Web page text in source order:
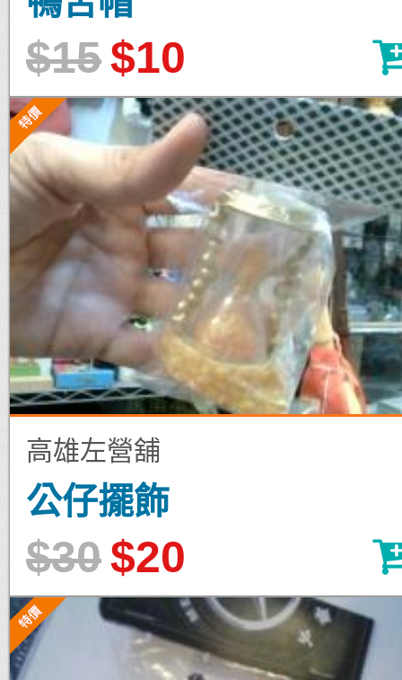
$15$10
高雄左營舖
公仔擺飾
$30$20